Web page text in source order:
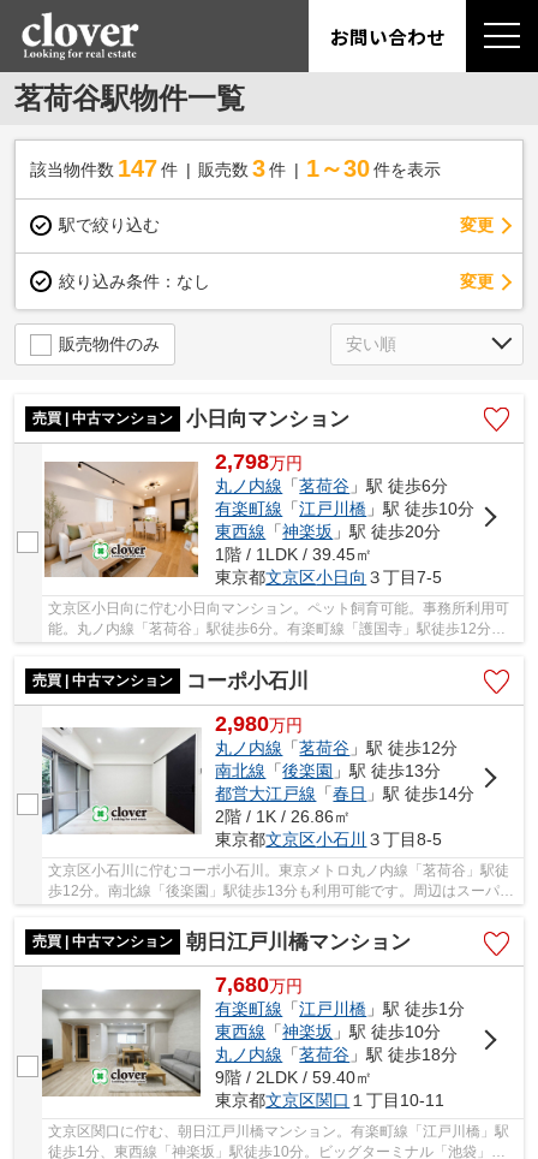
お問い合わせ
茗荷谷駅物件一覧
該当物件数 147件 販売数 3 件 1～30 件を表示
駅で絞り込む 変更
絞り込み条件： なし 変更
販売物件のみ
売買 | 中古マンション 小日向マンション
2,798万円
丸ノ内線 「茗荷谷 」駅 徒歩6分
有楽町線 「江戸川橋 」駅 徒歩10分
東西線 「神楽坂 」駅 徒歩20分
1階 / 1LDK / 39.45㎡
東京都文京区小日向 ３丁目7-5
文京区小日向に佇む小日向マンション。ペット飼育可能。事務所利用可
能。丸ノ内線「茗荷谷」駅徒歩6分。有楽町線「護国寺」駅徒歩12分。
「江戸川橋」駅徒歩12分と利便性に富んだ立地に...
売買 | 中古マンション
コーポ小石川
2,980万円
丸ノ内線 「茗荷谷 」駅 徒歩12分
南北線 「後楽園 」駅 徒歩13分
都営大江戸線 「春日 」駅 徒歩14分
2階 / 1K / 26.86㎡
東京都文京区小石川 ３丁目8-5
文京区小石川に佇むコーポ小石川。東京メトロ丸ノ内線「茗荷谷」駅徒
歩12分。南北線「後楽園」駅徒歩13分も利用可能です。周辺はスーパ
ー、コンビニが点在し買物便利です。東京ドーム...
売買 | 中古マンション
朝日江戸川橋マンション
7,680万円
有楽町線 「江戸川橋 」駅 徒歩1分
東西線 「神楽坂 」駅 徒歩10分
丸ノ内線 「茗荷谷 」駅 徒歩18分
9階 / 2LDK / 59.40㎡
東京都文京区関口 １丁目10-11
文京区関口に佇む、朝日江戸川橋マンション。有楽町線「江戸川橋」駅
徒歩1分、東西線「神楽坂」駅徒歩10分。ビッグターミナル「池袋」駅